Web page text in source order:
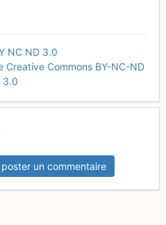
NC ND 3.0
Creative Commons BY-NC-ND
3.0
un commentaire